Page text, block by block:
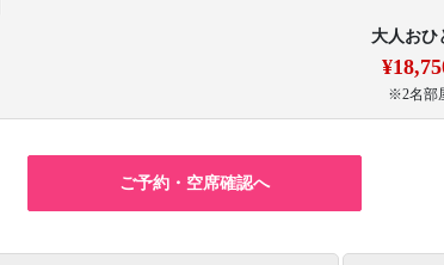
大人おひ
※2名部
ご予約・空席確認へ